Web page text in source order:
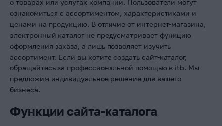
о товарах или услугах компании. Пользователи могут
ознакомиться с ассортиментом, характеристиками и
ценами на продукцию. В отличие от интернет-магазина,
электронный каталог не предусматривает функцию
оформления заказа, а лишь позволяет изучить
ассортимент. Если вы хотите создать сайт-каталог,
обращайтесь за профессиональной помощью в itb. Мы
предложим индивидуальное решение для вашего
бизнеса.
Функции сайта-каталога